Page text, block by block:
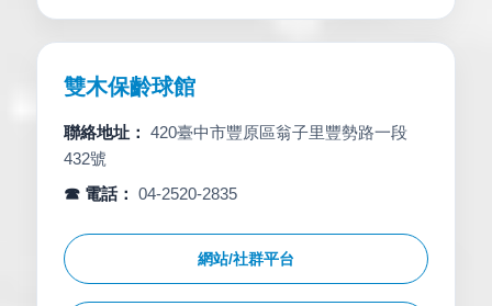
雙木保齡球館
聯絡地址： 420臺中市豐原區翁子里豐勢路一段
432號
☎ 電話： 04-2520-2835
網站/社群平台